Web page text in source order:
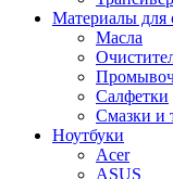
Материалы для
Масла
Салфетки
Смазки и
Ноутбуки
Acer
ASUS